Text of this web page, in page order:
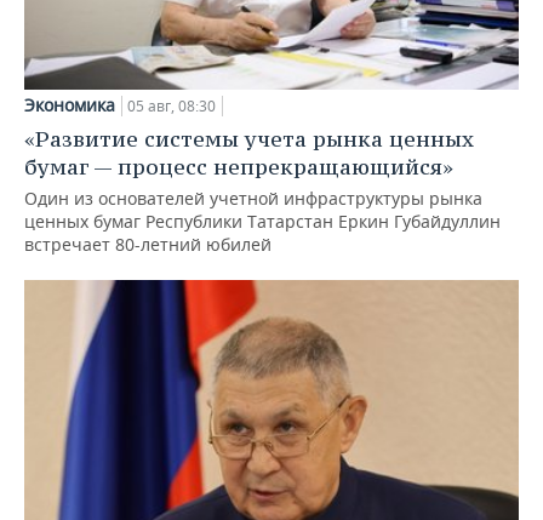
Экономика 05 авг, 08:30
«Развитие системы учета рынка ценных
бумаг — процесс непрекращающийся»
Один из основателей учетной инфраструктуры рынка
ценных бумаг Республики Татарстан Еркин Губайдуллин
встречает 80-летний юбилей